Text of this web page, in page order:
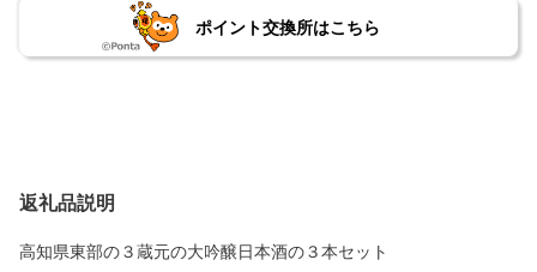
ポイント交換所はこちら
返礼品説明
高知県東部の３蔵元の大吟醸日本酒の３本セット